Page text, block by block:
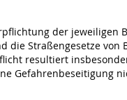
der
Straßengesetze
resultiert
Gefahrenbeseitigung